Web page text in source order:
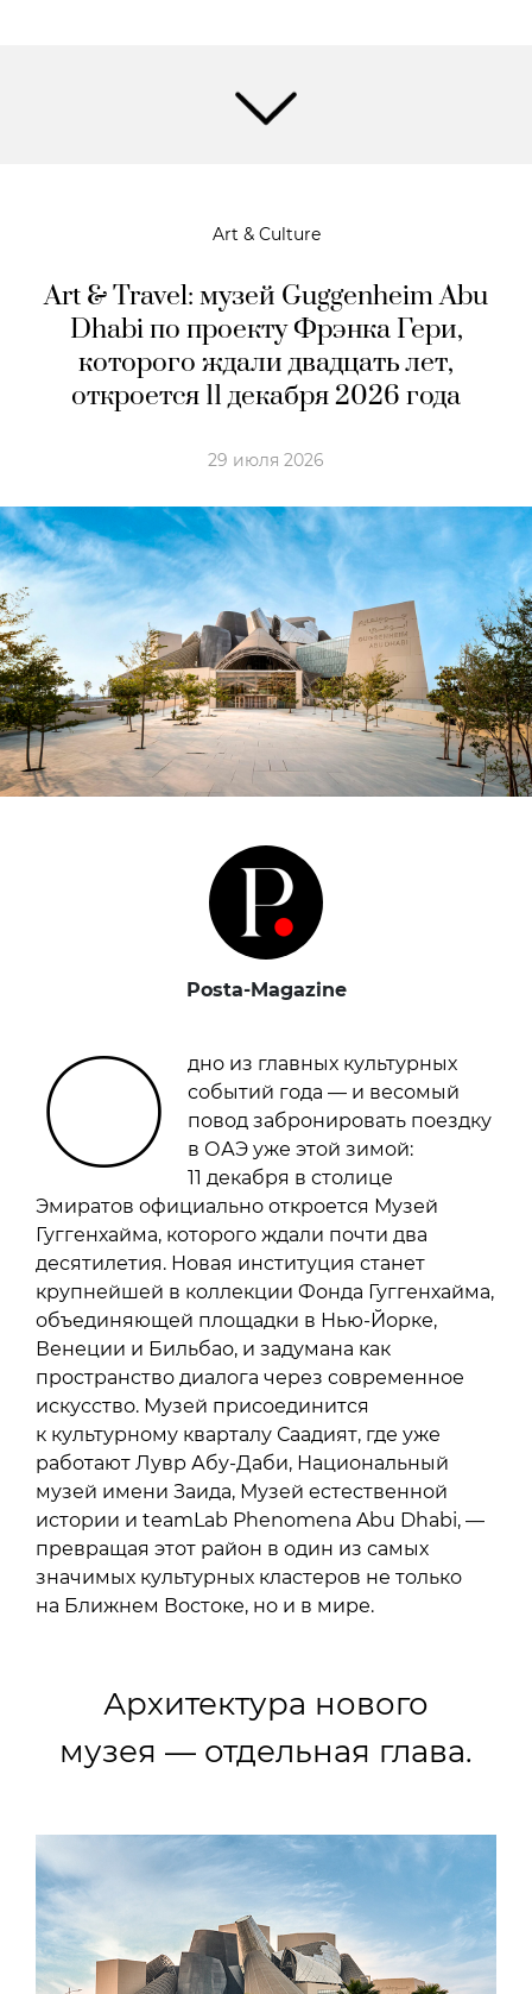
Art & Culture
Art & Travel: музей Guggenheim Abu
Dhabi по проекту Фрэнка Гери,
которого ждали двадцать лет,
откроется 11 декабря 2026 года
29 июля 2026
Posta-Magazine
О
дно из главных культурных
событий года — и весомый
повод забронировать поездку
в ОАЭ уже этой зимой:
11 декабря в столице
Эмиратов официально откроется Музей
Гуггенхайма, которого ждали почти два
десятилетия. Новая институция станет
крупнейшей в коллекции Фонда Гуггенхайма,
объединяющей площадки в Нью-Йорке,
Венеции и Бильбао, и задумана как
пространство диалога через современное
искусство. Музей присоединится
к культурному кварталу Саадият, где уже
работают Лувр Абу-Даби, Национальный
музей имени Заида, Музей естественной
истории и teamLab Phenomena Abu Dhabi, —
превращая этот район в один из самых
значимых культурных кластеров не только
на Ближнем Востоке, но и в мире.
Архитектура нового
музея — отдельная глава.